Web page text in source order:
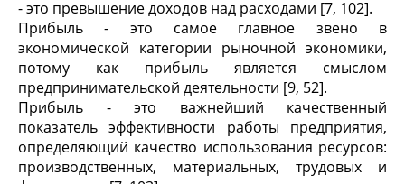
- это превышение доходов над расходами [7, 102].
Прибыль - это самое главное звено в
экономической категории рыночной экономики,
потому как прибыль является смыслом
предпринимательской деятельности [9, 52].
Прибыль - это важнейший качественный
показатель эффективности работы предприятия,
определяющий качество использования ресурсов:
производственных, материальных, трудовых и